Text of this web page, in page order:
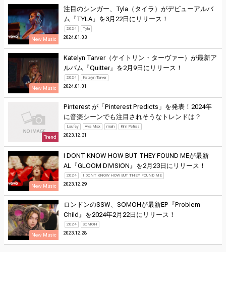
New Music
注目のシンガー、Tyla（タイラ）がデビューアルバ
ム『TYLA』を3月22日にリリース！
2024 Tyla
2024.01.03
New Music
Katelyn Tarver（ケイトリン・ターヴァー）が最新ア
ルバム『Quitter』を2月9日にリリース！
2024 Katelyn Tarver
2024.01.01
Trend
Pinterest が「Pinterest Predicts」を発表！2024年
に音楽シーンでも注目されそうなトレンドは？
Laufey Ava Max main Kim Petras
2023.12.31
New Music
I DONT KNOW HOW BUT THEY FOUND MEが最新
AL『GLOOM DIVISION』を2月23日にリリース！
2024 I DONT KNOW HOW BUT THEY FOUND ME
2023.12.29
New Music
ロンドンのSSW、SOMOHが最新EP『Problem
Child』を2024年2月22日にリリース！
2024 SOMOH
2023.12.28